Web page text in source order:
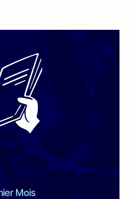
Mois